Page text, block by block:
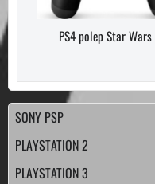
PS4 polep Star Wars
SONY PSP
PLAYSTATION 2
PLAYSTATION 3